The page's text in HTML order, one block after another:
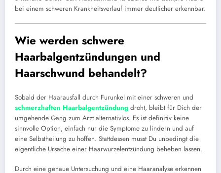
bei einem schweren Krankheitsverlauf immer deutlicher erkennbar.
Wie werden schwere
Haarbalgentzündungen und
Haarschwund behandelt?
Sobald der Haarausfall durch Furunkel mit einer schweren und
schmerzhaften Haarbalgentzündung droht, bleibt für Dich der
umgehende Gang zum Arzt alternativlos. Es ist definitiv keine
sinnvolle Option, einfach nur die Symptome zu lindern und auf
eine Selbstheilung zu hoffen. Stattdessen musst Du unbedingt die
eigentliche Ursache einer Haarwurzelentzündung beheben lassen.
Durch eine genaue Untersuchung und eine Haaranalyse erkennen